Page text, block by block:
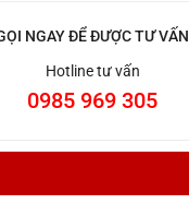
NGAY ĐỂ ĐƯỢC TƯ VẤN
Hotline tư vấn
0985 969 305